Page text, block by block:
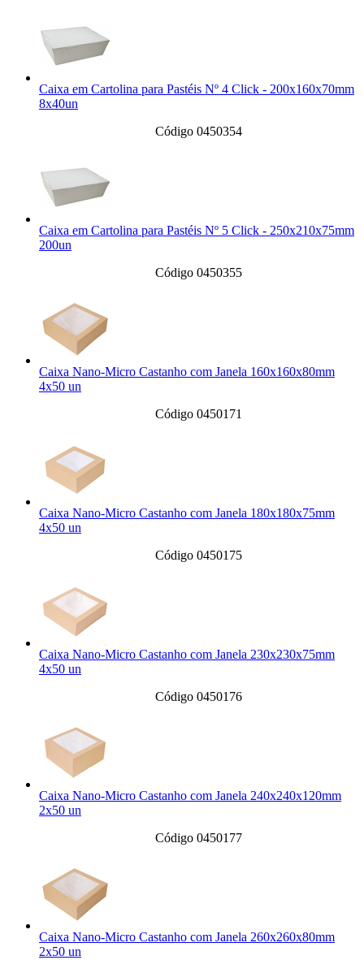
Caixa em Cartolina para Pastéis Nº 4 Click - 200x160x70mm
8x40un
Código 0450354
Caixa em Cartolina para Pastéis Nº 5 Click - 250x210x75mm
200un
Código 0450355
Caixa Nano-Micro Castanho com Janela 160x160x80mm
4x50 un
Código 0450171
Caixa Nano-Micro Castanho com Janela 180x180x75mm
4x50 un
Código 0450175
Caixa Nano-Micro Castanho com Janela 230x230x75mm
4x50 un
Código 0450176
Caixa Nano-Micro Castanho com Janela 240x240x120mm
2x50 un
Código 0450177
Caixa Nano-Micro Castanho com Janela 260x260x80mm
2x50 un